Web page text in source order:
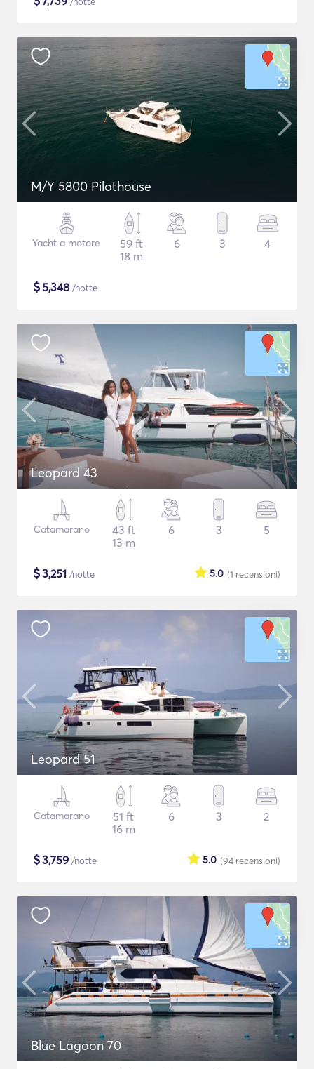
M/Y 5800 Pilothouse
Yacht a motore
59 ft
18 m
6 3 4
$5,348 /notte
Leopard 43
Catamarano
43 ft
13 m
6 3 5
$3,251 /notte (1 recensioni)
5.0
Leopard 51
Catamarano
51 ft
16 m
6 3 2
$3,759 /notte (94 recensioni)
5.0
Blue Lagoon 70